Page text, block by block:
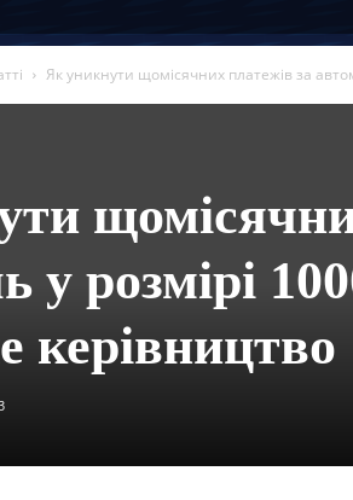
Як уникнути щомісячних платежів за
у розмірі
керівництво